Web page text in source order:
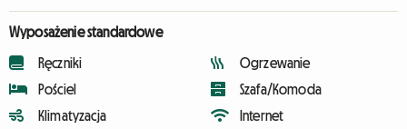
Wyposażenie standardowe
Ręczniki
Pościel
Klimatyzacja
Ogrzewanie
Szafa/Komoda
Internet